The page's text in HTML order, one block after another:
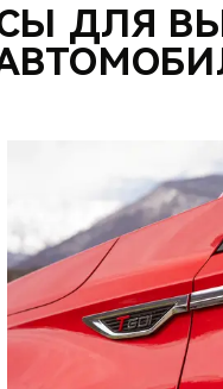
ДЛЯ